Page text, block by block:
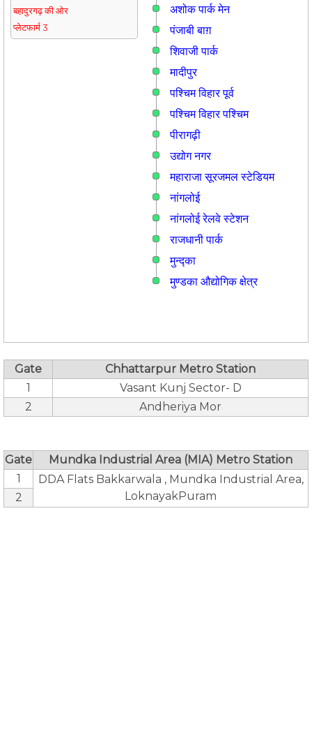
बहादुरगढ़ की ओर
प्लेटफार्म 3
अशोक पार्क मेन
पंजाबी बाग़
शिवाजी पार्क
मादीपुर
पश्चिम विहार पूर्व
पश्चिम विहार पश्चिम
पीरागढ़ी
उद्योग नगर
महाराजा सूरजमल स्टेडियम
नांगलोई
नांगलोई रेलवे स्टेशन
राजधानी पार्क
मुन्द्का
मुण्डका औद्योगिक क्षेत्र
Gate
Chhattarpur Metro Station
1
Vasant Kunj Sector- D
2
Andheriya Mor
Gate
Mundka Industrial Area (MIA) Metro Station
1
DDA Flats Bakkarwala , Mundka Industrial Area,
LoknayakPuram
2